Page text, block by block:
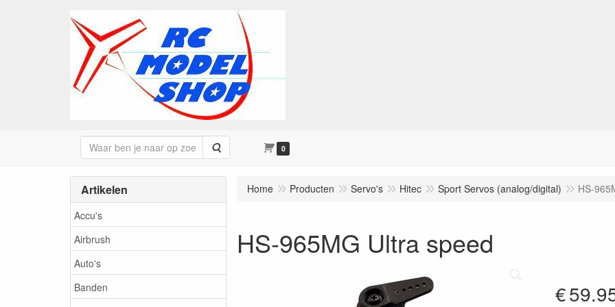
Zoeken 0
Artikelen
Accu's
Airbrush
Auto's
Banden
Home Producten Servo's Hitec Sport Servos (analog/digital) HS-
HS-965MG Ultra speed
€